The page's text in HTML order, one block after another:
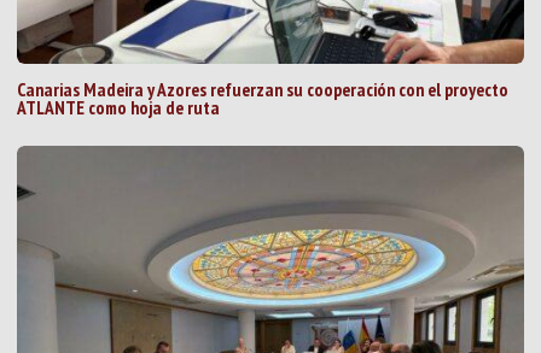
Canarias Madeira y Azores refuerzan su cooperación con el proyecto
ATLANTE como hoja de ruta